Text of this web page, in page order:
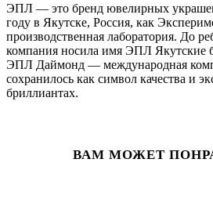
ЭПЛ — это бренд ювелирных
году в Якутске, Россия, как
производственная лаборатория. До
компания носила имя ЭПЛ Якутские
ЭПЛ Даймонд — международная
сохранилось как символ качества и
бриллиантах.
ВАМ МОЖЕТ